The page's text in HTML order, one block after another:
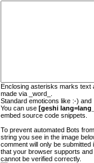
Enclosing asterisks marks text
made via _word_.
Standard emoticons like :-)
You can use [geshi
embed source code snippets.
To prevent automated Bots
string you see in the image
comment will only be
that your browser supports
cannot be verified correctly.